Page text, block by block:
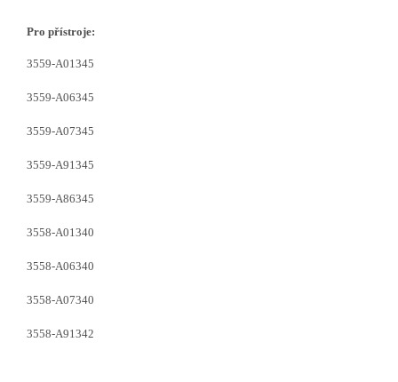
Pro přístroje:
3559-A01345
3559-A06345
3559-A07345
3559-A91345
3559-A86345
3558-A01340
3558-A06340
3558-A07340
3558-A91342